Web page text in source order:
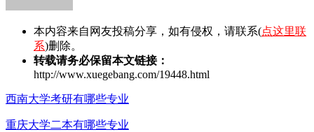
本内容来自网友投稿分享，如有侵权，请联系(点这里联
系)删除。
转载请务必保留本文链接：
http://www.xuegebang.com/19448.html
西南大学考研有哪些专业
重庆大学二本有哪些专业